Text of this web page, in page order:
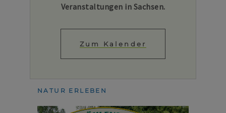
Veranstaltungen in Sachsen.
Zum Kalender
NATUR ERLEBEN